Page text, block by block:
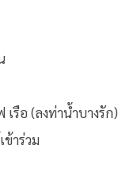
รือ (ลงท่าน้ำบางรัก)
าร่วม